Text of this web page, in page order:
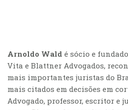
Arnoldo Wald é sócio e
Vita e Blattner Advogados,
mais importantes juristas do
mais citados em decisões em
Advogado, professor, escritor e